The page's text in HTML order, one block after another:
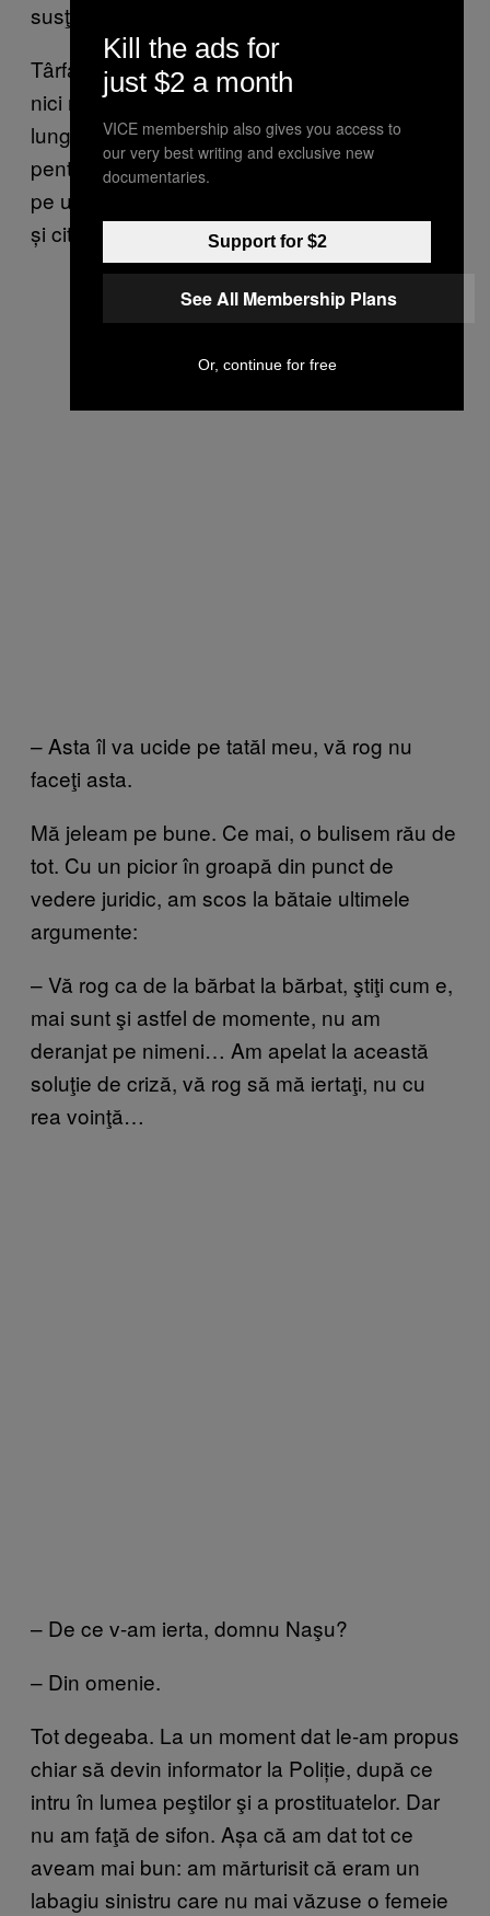
susţine raporturi sexuale orale.
Târfa mă dăduse rapid în gât şi pe deasupra
nici nu mă lăsase să-i văd sânii… Ce s-o mai
lungesc literar… Au vrut să îmi dea amendă
pentru proliferarea prostituţiei – suna flatant
pe undeva, vorbeaau despre un dosar penal
și citaţii trimise prin poştă acasă la părinţi
– Asta îl va ucide pe tatăl meu, vă rog nu
faceţi asta.
Mă jeleam pe bune. Ce mai, o bulisem rău de
tot. Cu un picior în groapă din punct de
vedere juridic, am scos la bătaie ultimele
argumente:
– Vă rog ca de la bărbat la bărbat, ştiţi cum e,
mai sunt şi astfel de momente, nu am
deranjat pe nimeni… Am apelat la această
soluţie de criză, vă rog să mă iertaţi, nu cu
rea voinţă…
– De ce v-am ierta, domnu Naşu?
– Din omenie.
Tot degeaba. La un moment dat le-am propus
chiar să devin informator la Poliție, după ce
intru în lumea peştilor şi a prostituatelor. Dar
nu am faţă de sifon. Așa că am dat tot ce
aveam mai bun: am mărturisit că eram un
labagiu sinistru care nu mai văzuse o femeie
Kill the ads for
just $2 a month
VICE membership also gives you access to
our very best writing and exclusive new
documentaries.
Support for $2
See All Membership Plans
Or, continue for free